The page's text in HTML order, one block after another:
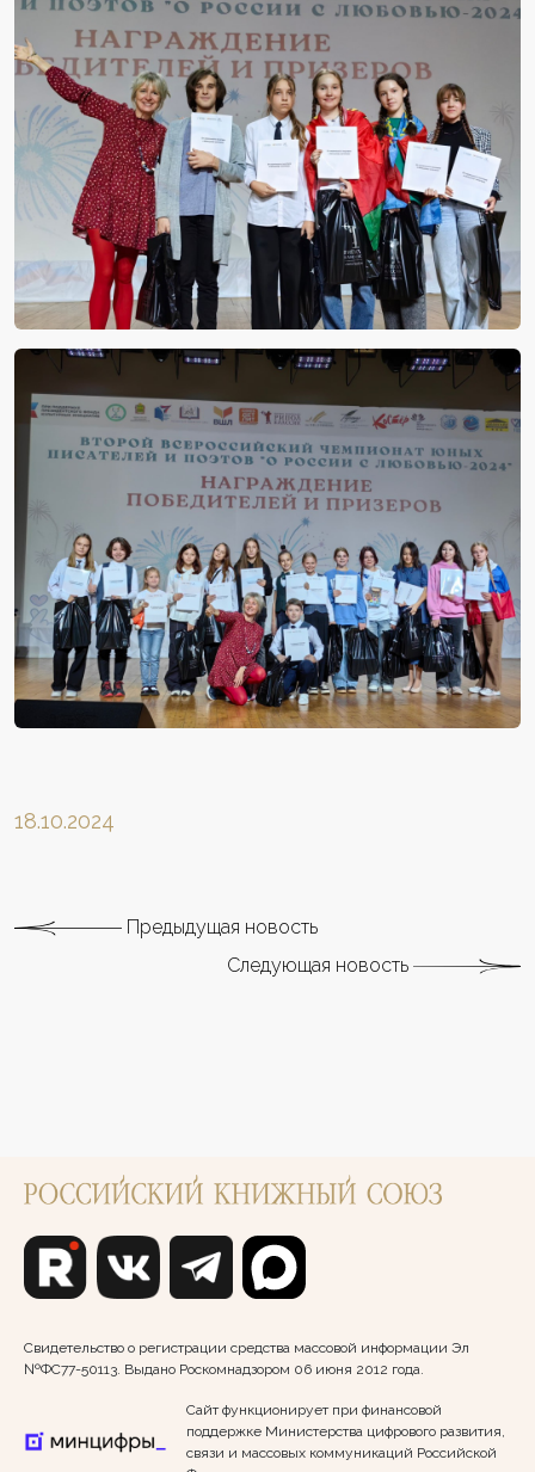
18.10.2024
Предыдущая новость
Следующая новость
Свидетельство о регистрации средства массовой информации Эл
№ФС77-50113. Выдано Роскомнадзором 06 июня 2012 года.
Сайт функционирует при финансовой
поддержке Министерства цифрового развития,
связи и массовых коммуникаций Российской